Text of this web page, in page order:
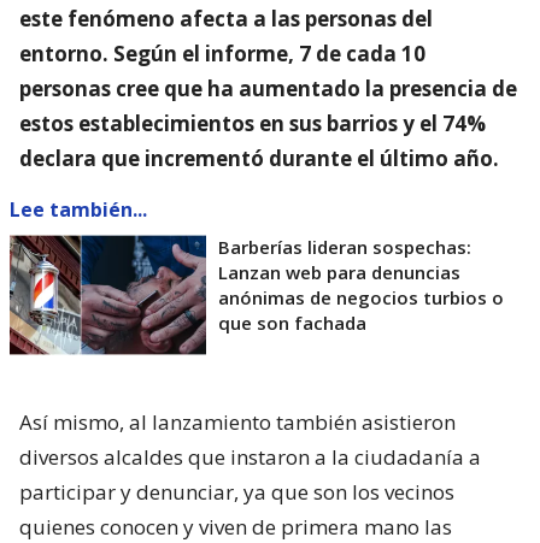
este fenómeno afecta a las personas del
entorno. Según el informe, 7 de cada 10
personas cree que ha aumentado la presencia de
estos establecimientos en sus barrios y el 74%
declara que incrementó durante el último año.
Lee también...
Barberías lideran sospechas:
Lanzan web para denuncias
anónimas de negocios turbios o
que son fachada
Así mismo, al lanzamiento también asistieron
diversos alcaldes que instaron a la ciudadanía a
participar y denunciar, ya que son los vecinos
quienes conocen y viven de primera mano las